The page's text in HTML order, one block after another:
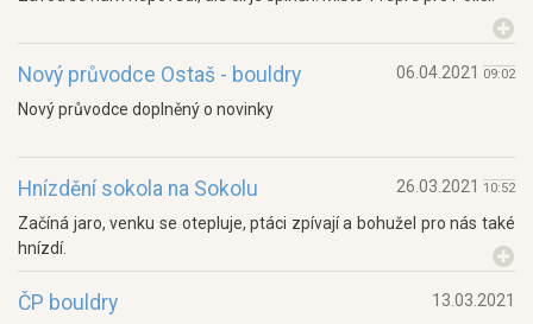
Nový průvodce Ostaš - bouldry 06.04.2021 09:02
Nový průvodce doplněný o novinky
Hnízdění sokola na Sokolu 26.03.2021 10:52
Začíná jaro, venku se otepluje, ptáci zpívají a bohužel pro nás také
hnízdí.
ČP bouldry
13.03.2021